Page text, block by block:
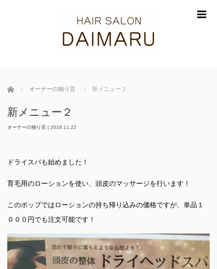
ホーム オーナーの独り言 新メニュー２
新メニュー２
オーナーの独り言 | 2018.11.22
ドライスパも始めました！
育毛用のローションを使い、頭皮のマッサージを行います！
このポップではローションの持ち帰り込みの価格ですが、単品１
０００円でも注文可能です！